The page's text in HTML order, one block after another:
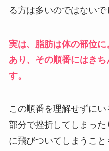
る方は多いのではないで
実は、脂肪は体の部位
あり、その順番にはき
す。
この順番を理解せずに
部分で挫折してしまっ
に飛びついてしまうこと